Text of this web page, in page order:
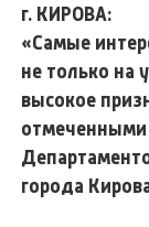
г. КИРОВА:
«Самые
не только на
высокое
отмеченными
города